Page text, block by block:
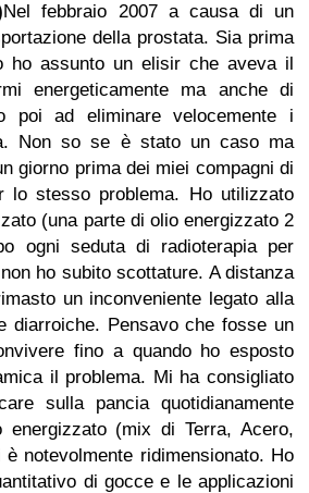
Nel febbraio 2007 a causa di un
della prostata. Sia prima
ho assunto un elisir che aveva il
energeticamente ma anche di
poi ad eliminare velocemente i
Non so se è stato un caso ma
giorno prima dei miei compagni di
lo stesso problema. Ho utilizzato
(una parte di olio energizzato 2
ogni seduta di radioterapia per
ho subito scottature. A distanza
un inconveniente legato alla
diarroiche. Pensavo che fosse un
fino a quando ho esposto
il problema. Mi ha consigliato
sulla pancia quotidianamente
(mix di Terra, Acero,
notevolmente ridimensionato. Ho
di gocce e le applicazioni